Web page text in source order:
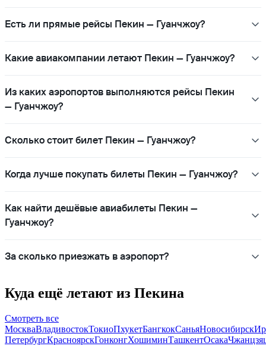
Есть ли прямые рейсы Пекин — Гуанчжоу?
Какие авиакомпании летают Пекин — Гуанчжоу?
Из каких аэропортов выполняются рейсы Пекин
— Гуанчжоу?
Сколько стоит билет Пекин — Гуанчжоу?
Когда лучше покупать билеты Пекин — Гуанчжоу?
Как найти дешёвые авиабилеты Пекин —
Гуанчжоу?
За сколько приезжать в аэропорт?
Куда ещё летают из Пекина
Смотреть все
МоскваВладивостокТокиоПхукетБангкокСаньяНовосибирск
ПетербургКрасноярскГонконгХошиминТашкентОсака